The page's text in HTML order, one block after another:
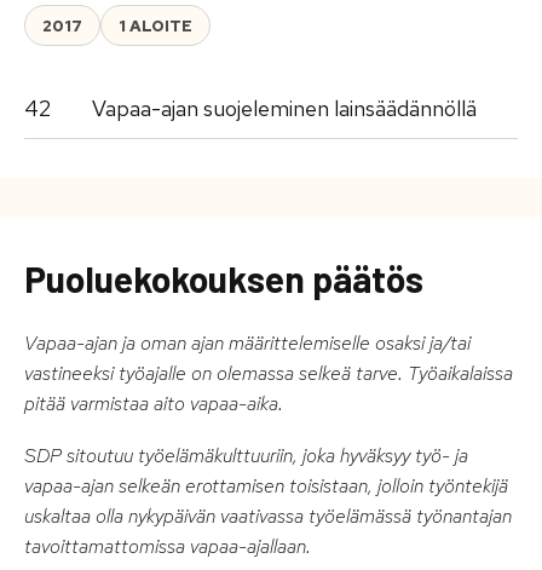
2017 1 ALOITE
42 Vapaa-ajan suojeleminen lainsäädännöllä
Puoluekokouksen päätös
Vapaa-ajan ja oman ajan määrittelemiselle osaksi ja/tai
vastineeksi työajalle on olemassa selkeä tarve. Työaikalaissa
pitää varmistaa aito vapaa-aika.
SDP sitoutuu työelämäkulttuuriin, joka hyväksyy työ- ja
vapaa-ajan selkeän erottamisen toisistaan, jolloin työntekijä
uskaltaa olla nykypäivän vaativassa työelämässä työnantajan
tavoittamattomissa vapaa-ajallaan.